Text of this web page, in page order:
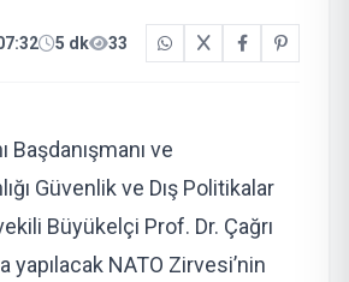
5 dk 33
Başdanışmanı ve
Güvenlik ve Dış Politikalar
Büyükelçi Prof. Dr. Çağrı
yapılacak NATO Zirvesi’nin